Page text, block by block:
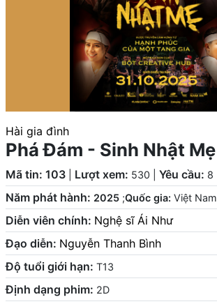
Hài gia đình
Phá Đám - Sinh Nhật Mẹ
Mã tin: 103 Lượt xem: 530 Yêu cầu: 8
Năm phát hành: 2025 ;Quốc gia: Việt Nam
Diễn viên chính: Nghệ sĩ Ái Như
Đạo diễn: Nguyễn Thanh Bình
Độ tuổi giới hạn: T13
Định dạng phim: 2D